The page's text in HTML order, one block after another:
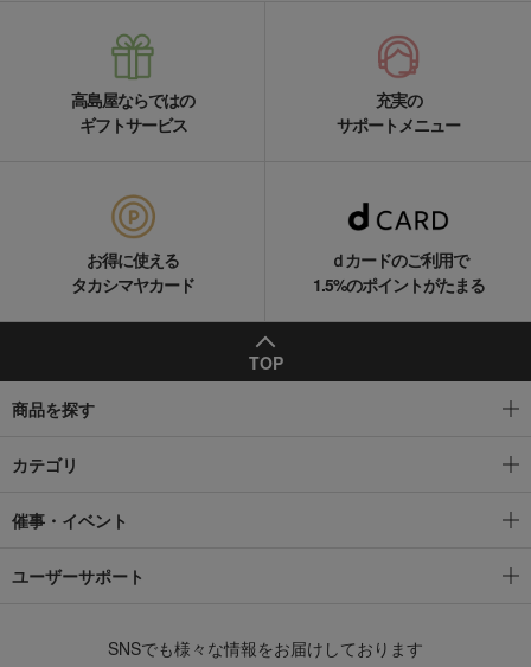
高島屋ならではの
ギフトサービス
充実の
サポートメニュー
お得に使える
タカシマヤカード
ｄカードのご利用で
1.5%のポイントがたまる
TOP
商品を探す
カテゴリ
催事・イベント
ユーザーサポート
SNSでも様々な情報をお届けしております